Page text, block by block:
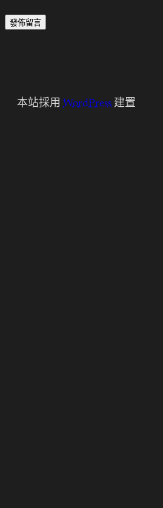
本站採用 WordPress 建置